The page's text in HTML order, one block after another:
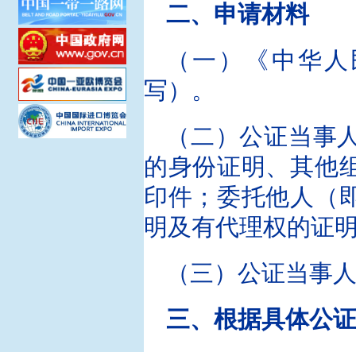
二、申请材料
（一）《中华
写）。
（二）公证当
的身份证明、其他
印件；委托他人（
明及有代理权的证
（三）公证当事
三、根据具体公